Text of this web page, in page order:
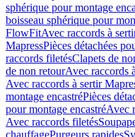
sphérique pour montage
boisseau sphérique pour
FlowFitAvec raccords à
MapressPièces détachées
raccords filetésClapets de
de non retourAvec raccords
Avec raccords à sertir
montage encastréPièces
pour montage encastréAvec
Avec raccords filetés
chauffagePurgeurs rapides